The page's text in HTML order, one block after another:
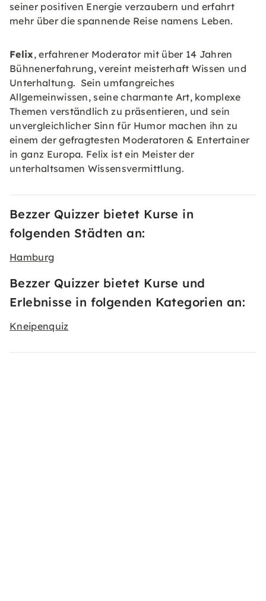
seiner positiven Energie verzaubern und erfahrt
mehr über die spannende Reise namens Leben.
Felix, erfahrener Moderator mit über 14 Jahren
Bühnenerfahrung, vereint meisterhaft Wissen und
Unterhaltung. Sein umfangreiches
Allgemeinwissen, seine charmante Art, komplexe
Themen verständlich zu präsentieren, und sein
unvergleichlicher Sinn für Humor machen ihn zu
einem der gefragtesten Moderatoren & Entertainer
in ganz Europa. Felix ist ein Meister der
unterhaltsamen Wissensvermittlung.
Bezzer Quizzer bietet Kurse in
folgenden Städten an:
Hamburg
Bezzer Quizzer bietet Kurse und
Erlebnisse in folgenden Kategorien an:
Kneipenquiz